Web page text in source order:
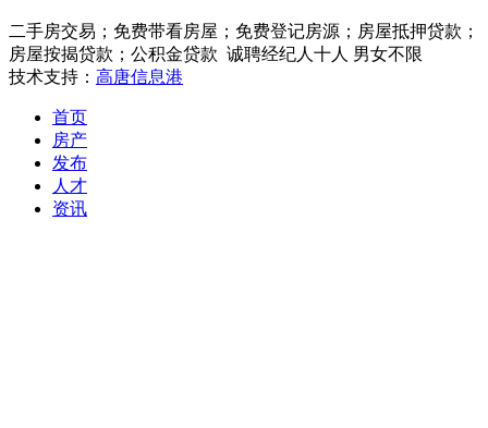
二手房交易；免费带看房屋；免费登记房源；房屋抵押贷款；
房屋按揭贷款；公积金贷款 诚聘经纪人十人 男女不限
技术支持： 高唐信息港
首页
房产
发布
人才
资讯